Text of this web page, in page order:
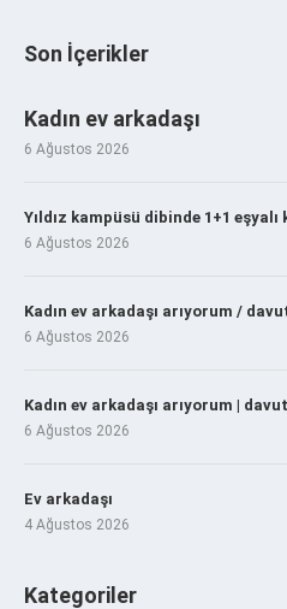
Son İçerikler
Kadın ev arkadaşı
6 Ağustos 2026
Yıldız kampüsü dibinde 1+1 eşyalı
6 Ağustos 2026
Kadın ev arkadaşı arıyorum /
6 Ağustos 2026
Kadın ev arkadaşı arıyorum |
6 Ağustos 2026
Ev arkadaşı
4 Ağustos 2026
Kategoriler